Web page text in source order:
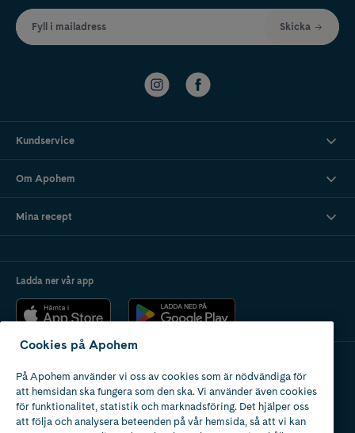
Fyll i mailadress Skicka
Kundservice
Om Apohem
Mina recept
Ladda ner vår app
Apotek med tillstånd
av Läkemedelsverket
Cookies på Apohem
På Apohem använder vi oss av cookies som är nödvändiga för
att hemsidan ska fungera som den ska. Vi använder även cookies
för funktionalitet, statistik och marknadsföring. Det hjälper oss
att följa och analysera beteenden på vår hemsida, så att vi kan